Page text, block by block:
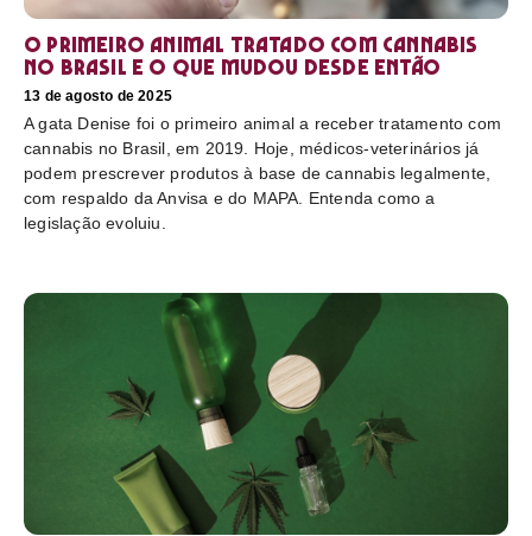
O primeiro animal tratado com cannabis
no Brasil e o que mudou desde então
13 de agosto de 2025
A gata Denise foi o primeiro animal a receber tratamento com
cannabis no Brasil, em 2019. Hoje, médicos-veterinários já
podem prescrever produtos à base de cannabis legalmente,
com respaldo da Anvisa e do MAPA. Entenda como a
legislação evoluiu.